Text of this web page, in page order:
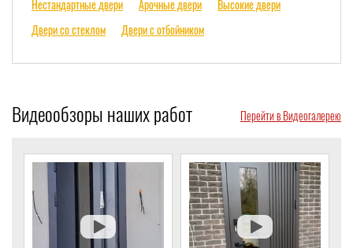
Нестандартные двери
Арочные двери
Высокие двери
Двери со стеклом
Двери с отбойником
Видеообзоры наших работ Перейти в Видеогалерею